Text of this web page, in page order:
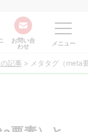
お問い合
わせ
メニュー
記事 > メタタグ（meta